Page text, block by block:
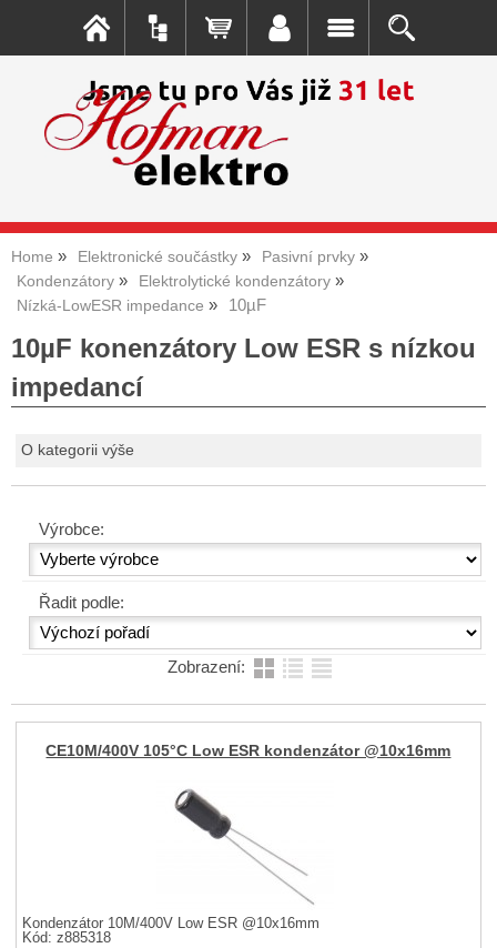
Home Elektronické součástky
Pasivní prvky
Kondenzátory
Elektrolytické kondenzátory
Nízká-LowESR impedance
10µF
10µF konenzátory Low ESR s nízkou
impedancí
O kategorii výše
Výrobce:
Řadit podle:
Zobrazení:
CE10M/400V 105°C Low ESR kondenzátor @10x16mm
Kondenzátor 10M/400V Low ESR @10x16mm
Kód: z885318